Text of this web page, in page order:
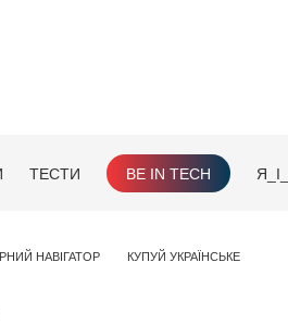
ТЕСТИ BE IN TECH
НАВІГАТОР КУПУЙ УКРАЇНСЬКЕ